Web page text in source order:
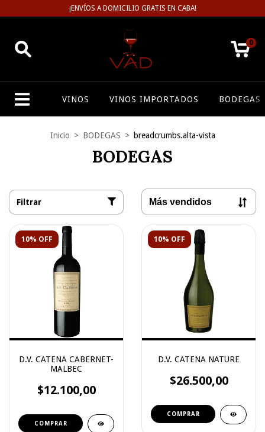
¡ENVÍOS A DOMICILIO GRATIS EN CABA!
0
VINOS VINOS IMPORTADOS BODEGAS
Inicio > BODEGAS > breadcrumbs.alta-vista
BODEGAS
Filtrar
10% OFF
D.V. CATENA CABERNET-
MALBEC
$12.100,00
10% OFF
D.V. CATENA NATURE
$26.500,00